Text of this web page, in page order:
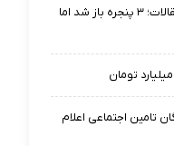
نفس تازه استقلال در نقل‌وانتقالات؛ ۳ پنجره باز شد اما
تامین اجتماعی اعلام